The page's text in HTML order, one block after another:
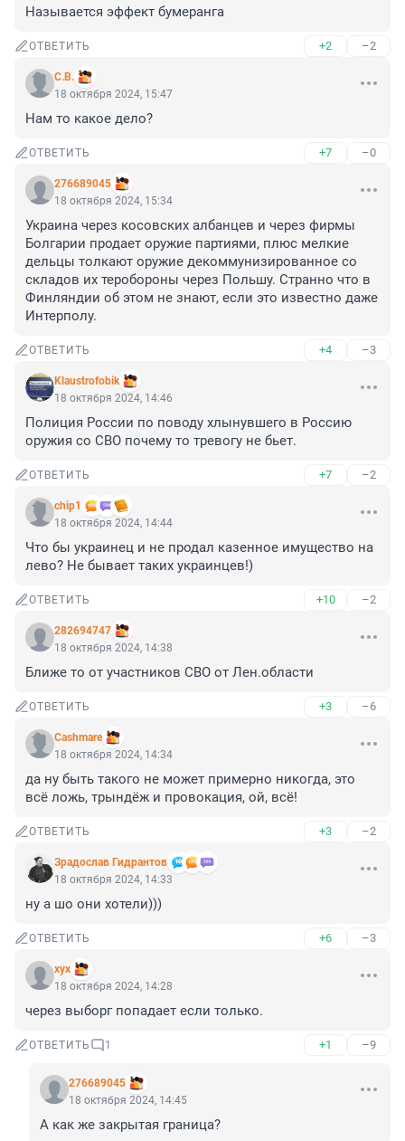
Называется эффект бумеранга
ОТВЕТИТЬ +2 –2
C.B.
18 октября 2024, 15:47
Нам то какое дело?
ОТВЕТИТЬ +7 –0
276689045
18 октября 2024, 15:34
Украина через косовских албанцев и через фирмы
Болгарии продает оружие партиями, плюс мелкие
дельцы толкают оружие декоммунизированное со
складов их теробороны через Польшу. Странно что в
Финляндии об этом не знают, если это известно даже
Интерполу.
ОТВЕТИТЬ +4 –3
Klaustrofobik
18 октября 2024, 14:46
Полиция России по поводу хлынувшего в Россию
оружия со СВО почему то тревогу не бьет.
ОТВЕТИТЬ +7 –2
chip1
18 октября 2024, 14:44
Что бы украинец и не продал казенное имущество на
лево? Не бывает таких украинцев!)
ОТВЕТИТЬ +10 –2
282694747
18 октября 2024, 14:38
Ближе то от участников СВО от Лен.области
ОТВЕТИТЬ +3 –6
Cashmare
18 октября 2024, 14:34
да ну быть такого не может примерно никогда, это
всё ложь, трындёж и провокация, ой, всё!
ОТВЕТИТЬ +3 –2
Зрадослав Гидрантов
18 октября 2024, 14:33
ну а шо они хотели)))
ОТВЕТИТЬ +6 –3
хух
18 октября 2024, 14:28
через выборг попадает если только.
ОТВЕТИТЬ 1 +1 –9
276689045
18 октября 2024, 14:45
А как же закрытая граница?